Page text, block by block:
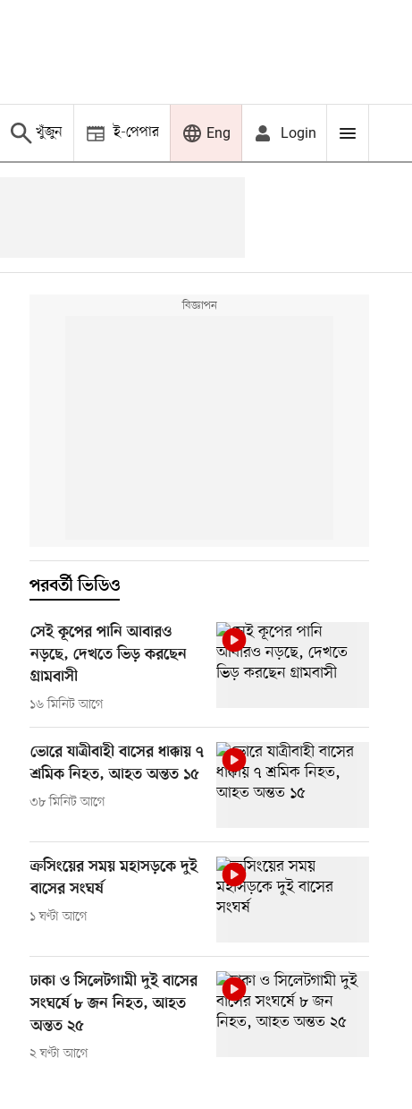
খুঁজুন ই-পেপার Eng Login
পরবর্তী ভিডিও
সেই কূপের পানি আবারও
নড়ছে, দেখতে ভিড় করছেন
গ্রামবাসী
১৬ মিনিট আগে
ভোরে যাত্রীবাহী বাসের ধাক্কায় ৭
শ্রমিক নিহত, আহত অন্তত ১৫
৩৮ মিনিট আগে
ক্রসিংয়ের সময় মহাসড়কে দুই
বাসের সংঘর্ষ
১ ঘণ্টা আগে
ঢাকা ও সিলেটগামী দুই বাসের
সংঘর্ষে ৮ জন নিহত, আহত
অন্তত ২৫
২ ঘণ্টা আগে